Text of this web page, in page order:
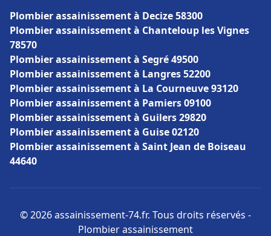
Plombier assainissement à Decize 58300
Plombier assainissement à Chanteloup les Vignes
78570
Plombier assainissement à Segré 49500
Plombier assainissement à Langres 52200
Plombier assainissement à La Courneuve 93120
Plombier assainissement à Pamiers 09100
Plombier assainissement à Guilers 29820
Plombier assainissement à Guise 02120
Plombier assainissement à Saint Jean de Boiseau
44640
© 2026 assainissement-74.fr. Tous droits réservés -
Plombier assainissement